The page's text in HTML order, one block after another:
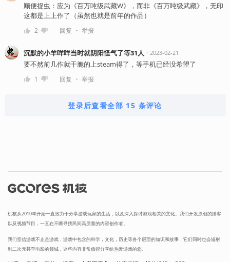
顺便捉虫：应为《百万吨级武藏W》，而非《百万吨级武藏》，无印
这都是上上作了（虽然也就是前年的作品）
2 回复 ・ 举报
沉默的小羊咩咩当时就阴阳怪气了等31人 ・ 2023-02-21
要不然前几作就干脆的上steam得了，等手机已经没希望了
1 回复 ・ 举报
登录后查看全部 15 条评论
机核从2010年开始一直致力于分享游戏玩家的生活，以及深入探讨游戏相关的文化。我们开发原创的播客
以及视频节目，一直在不断寻找民间高质量的内容创作者。
我们坚信游戏不止是游戏，游戏中包含的科学，文化，历史等各个层面的知识和故事，它们同时也会辐射
到二次元甚至电影的领域，这些内容非常值得分享给热爱游戏的您。